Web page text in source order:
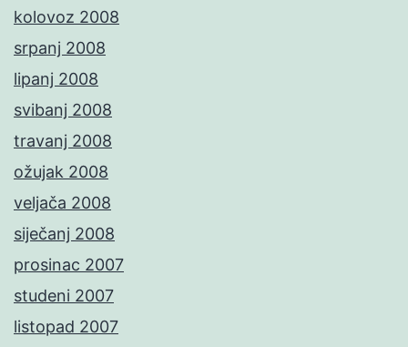
kolovoz 2008
srpanj 2008
lipanj 2008
svibanj 2008
travanj 2008
ožujak 2008
veljača 2008
siječanj 2008
prosinac 2007
studeni 2007
listopad 2007